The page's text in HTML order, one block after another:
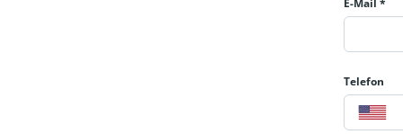
Böden: Fliesenboden, Laminat
Anschlüsse: Satellitenanschluss
Ausstattung: teilweise möbliert,
Telefon